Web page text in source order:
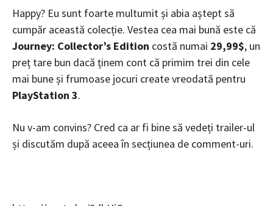
Happy? Eu sunt foarte multumit și abia aștept să
cumpăr această colecție. Vestea cea mai bună este că
Journey: Collector’s Edition costă numai 29,99$, un
preț tare bun dacă ținem cont că primim trei din cele
mai bune și frumoase jocuri create vreodată pentru
PlayStation 3.
Nu v-am convins? Cred ca ar fi bine să vedeți trailer-ul
și discutăm după aceea în secțiunea de comment-uri.